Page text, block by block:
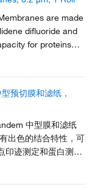
are made
difluoride and
for proteins
预切膜和滤纸，
中型膜和滤纸
出色的结合特性，可
印迹测定和蛋白测